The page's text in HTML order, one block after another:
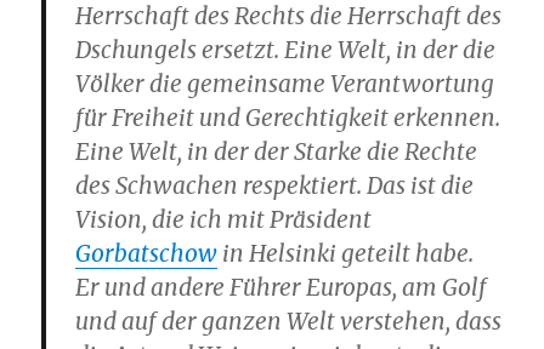
Herrschaft des Rechts die Herrschaft des
Dschungels ersetzt. Eine Welt, in der die
Völker die gemeinsame Verantwortung
für Freiheit und Gerechtigkeit erkennen.
Eine Welt, in der der Starke die Rechte
des Schwachen respektiert. Das ist die
Vision, die ich mit Präsident
Gorbatschow in Helsinki geteilt habe.
Er und andere Führer Europas, am Golf
und auf der ganzen Welt verstehen, dass